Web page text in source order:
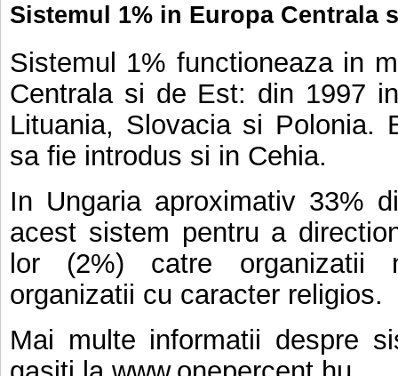
Sistemul 1% in Europa Centrala
Sistemul 1% functioneaza in
Centrala si de Est: din 1997
Lituania, Slovacia si Polonia.
sa fie introdus si in Cehia.
In Ungaria aproximativ 33%
acest sistem pentru a
lor (2%) catre organizatii
organizatii cu caracter religios.
Mai multe informatii despre